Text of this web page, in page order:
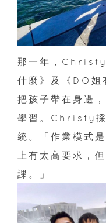
那一年，Christy
什麼》及《DO姐
把孩子帶在身邊
學習。Christy採
統。「作業模式
上有太高要求，
課。」